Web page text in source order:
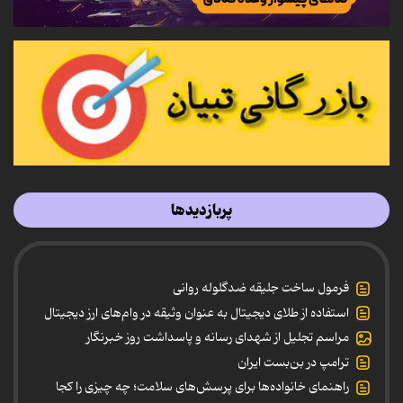
پربازدیدها
فرمول ساخت جلیقه ضدگلوله روانی
استفاده از طلای دیجیتال به عنوان وثیقه در وام‌های ارز دیجیتال
مراسم تجلیل از شهدای رسانه و پاسداشت روز خبرنگار
ترامپ در بن‌بست ایران
راهنمای خانواده‌ها برای پرسش‌های سلامت؛ چه چیزی را کجا